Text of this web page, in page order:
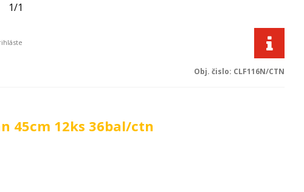
1/1
Obj. čislo: CLF116N/CTN
45cm 12ks 36bal/ctn